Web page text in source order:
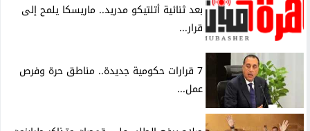
بعد ثنائية أتلتيكو مدريد.. ماريسكا يلمح إلى
قرار...
7 قرارات حكومية جديدة.. مناطق حرة وفرص
عمل...